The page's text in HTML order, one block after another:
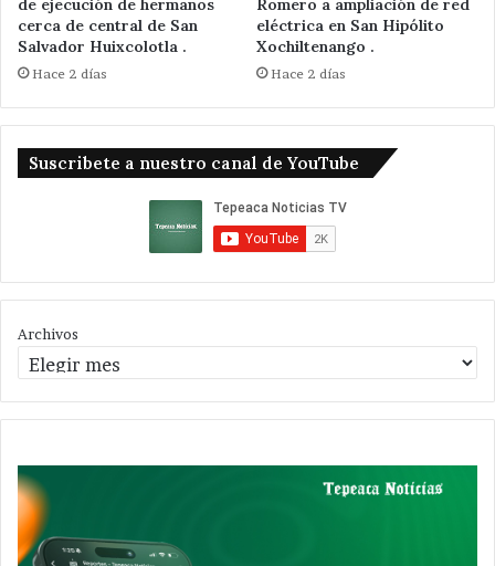
de ejecución de hermanos
cerca de central de San
Salvador Huixcolotla .
Hace 2 días
Romero a ampliación de red
eléctrica en San Hipólito
Xochiltenango .
Hace 2 días
Suscribete a nuestro canal de YouTube
Archivos